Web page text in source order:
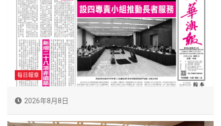
每日報章
2026年8月8日